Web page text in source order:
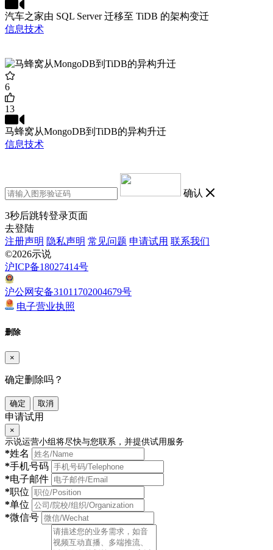
汽车之家由 SQL Server 迁移至 TiDB 的架构变迁
信息技术
6
13
马蜂窝从MongoDB到TiDB的异构升迁
信息技术
确认
3秒后跳转登录页面
去登陆
注册声明 隐私声明 常见问题 申请试用 联系我们
©2026示说
沪ICP备18027414号
沪公网安备31011702004679号
电子营业执照
删除
×
确定删除吗？
确定 取消
申请试用
×
示说运营小组将尽快与您联系，并提供试用服务
*姓名
*手机号码
*电子邮件
*职位
*单位
*微信号